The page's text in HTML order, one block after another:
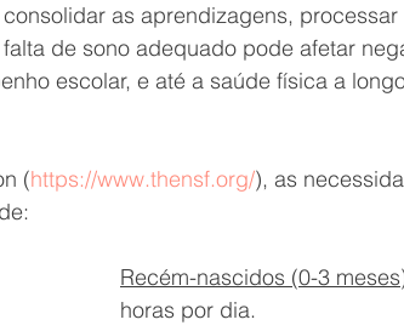
as aprendizagens,
de sono adequado pode afetar
escolar, e até a saúde física a
(https://www.thensf.org/), as
Recém-nascidos (0-3
horas por dia.